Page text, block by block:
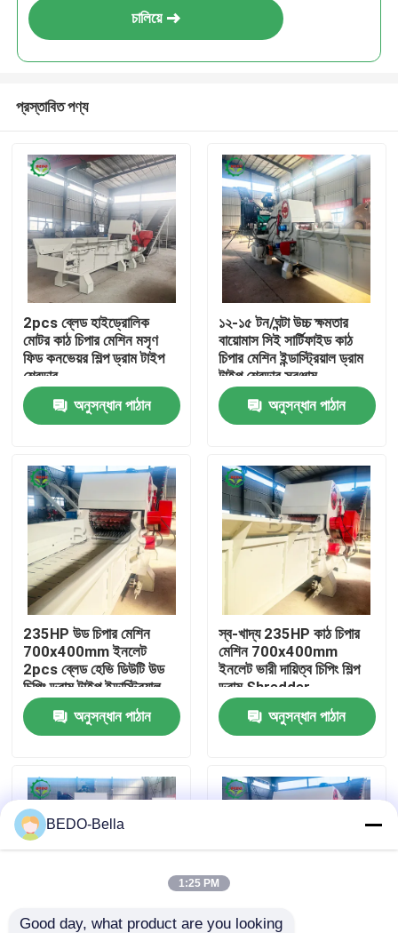
বাড়ি
পণ্য
আমাদের সম্পর্কে
কারখানা ভ্রমণ
মান নিয়ন্ত্রণ
আমাদের সাথে যোগাযোগ
কাঠ চিপার মেশিন
কাঠের কাঠের মেশিন
চালিয়ে
প্রস্তাবিত পণ্য
2pcs ব্লেড হাইড্রোলিক
মোটর কাঠ চিপার মেশিন মসৃণ
ফিড কনভেয়র শিল্প ড্রাম টাইপ
শ্রেডার
অনুসন্ধান পাঠান
১২-১৫ টন/ঘন্টা উচ্চ ক্ষমতার
বায়োমাস সিই সার্টিফাইড কাঠ
চিপার মেশিন ইন্ডাস্ট্রিয়াল ড্রাম
টাইপ শ্রেডার সরঞ্জাম
অনুসন্ধান পাঠান
235HP উড চিপার মেশিন
700x400mm ইনলেট
2pcs ব্লেড হেভি ডিউটি ​​উড
চিপিং ড্রাম টাইপ ইন্ডাস্ট্রিয়াল
শ্রেডার
অনুসন্ধান পাঠান
স্ব-খাদ্য 235HP কাঠ চিপার
মেশিন 700x400mm
ইনলেট ভারী দায়িত্ব চিপিং শিল্প
ড্রাম Shredder
অনুসন্ধান পাঠান
BEDO-Bella
1:25 PM
Good day, what product are you looking